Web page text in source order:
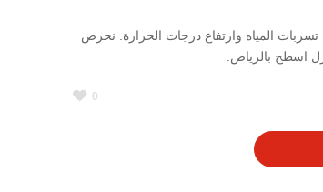
المياه وارتفاع درجات الحرارة. نحرص
اسطح بالرياض.
0